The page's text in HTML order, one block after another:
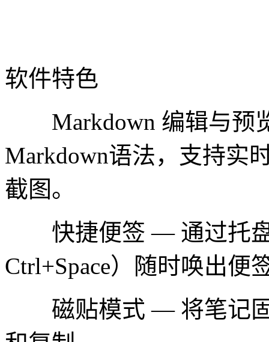
软件特色
Markdown 编辑与预
Markdown语法，支持实
截图。
快捷便签 — 通过托盘
Ctrl+Space）随时唤出便
磁贴模式 — 将笔记固